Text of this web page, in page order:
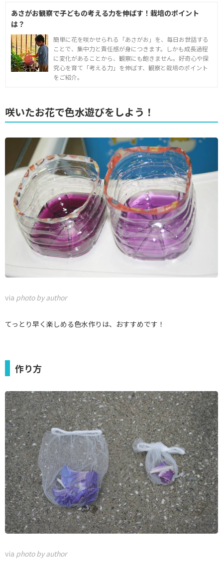
あさがお観察で子どもの考える力を伸ばす！栽培のポイント
は？
簡単に花を咲かせられる「あさがお」を、毎日お世話する
ことで、集中力と責任感が身につきます。しかも成長過程
に変化があることから、観察にも飽きません。好奇心や探
究心を育て「考える力」を伸ばす、観察と栽培のポイント
をご紹介。
咲いたお花で色水遊びをしよう！
via photo by author
てっとり早く楽しめる色水作りは、おすすめです！
作り方
via photo by author